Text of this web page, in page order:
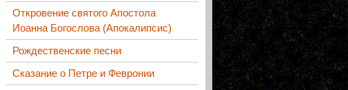
Откровение святого Апостола
Иоанна Богослова (Апокалипсис)
Рождественские песни
Сказание о Петре и Февронии